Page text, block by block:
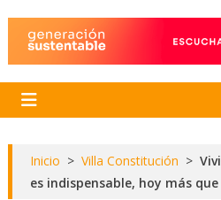
Inicio > Villa Constitución >
es indispensable, hoy más que